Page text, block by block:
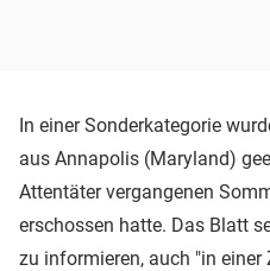
In einer Sonderkategorie
aus Annapolis (Maryland)
Attentäter vergangenen
erschossen hatte. Das Blatt
zu informieren, auch "in einer